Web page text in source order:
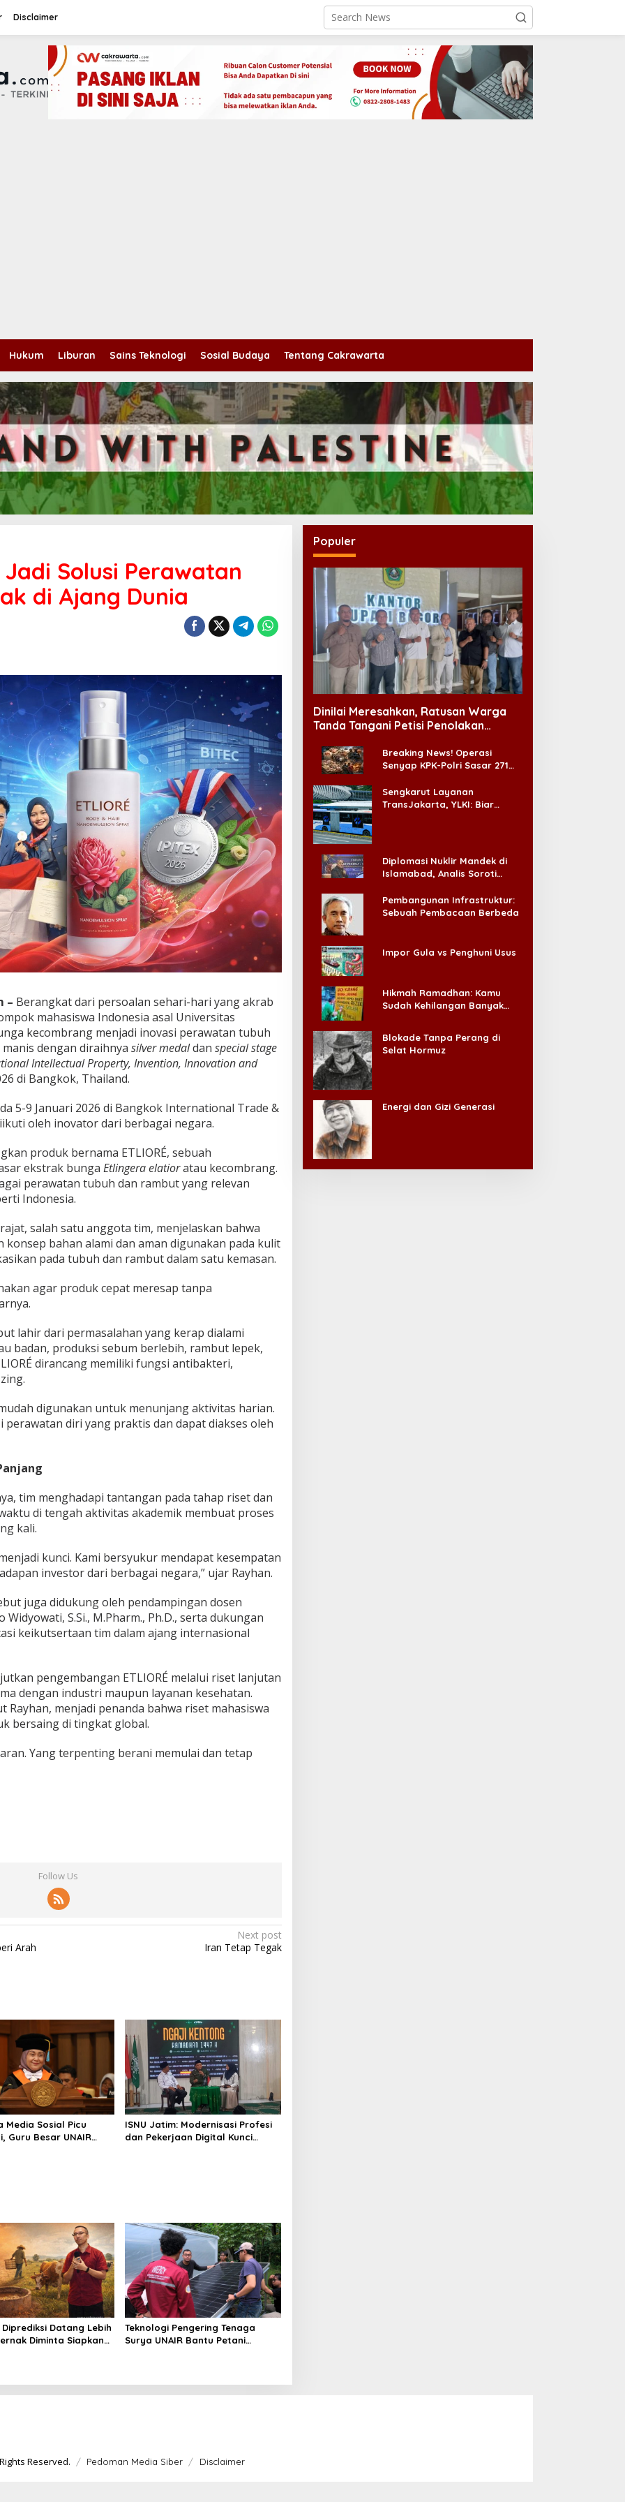
Disclaimer
Hukum Liburan Sains Teknologi Sosial Budaya Tentang Cakrawarta
Solusi Perawatan
di Ajang Dunia
– Berangkat dari persoalan sehari-hari yang akrab
mahasiswa Indonesia asal Universitas
kecombrang menjadi inovasi perawatan tubuh
dengan diraihnya silver medaldan special stage
Intellectual Property, Invention, Innovation and
di Bangkok, Thailand.
5-9 Januari 2026 di Bangkok International Trade &
oleh inovator dari berbagai negara.
produk bernama ETLIORÉ, sebuah
ekstrak bunga Etlingera elatioratau kecombrang.
perawatan tubuh dan rambut yang relevan
Indonesia.
salah satu anggota tim, menjelaskan bahwa
konsep bahan alami dan aman digunakan pada kulit
pada tubuh dan rambut dalam satu kemasan.
agar produk cepat meresap tanpa
lahir dari permasalahan yang kerap dialami
badan, produksi sebum berlebih, rambut lepek,
dirancang memiliki fungsi antibakteri,
digunakan untuk menunjang aktivitas harian.
diri yang praktis dan dapat diakses oleh
tim menghadapi tantangan pada tahap riset dan
di tengah aktivitas akademik membuat proses
kali.
kunci. Kami bersyukur mendapat kesempatan
investor dari berbagai negara,” ujar Rayhan.
juga didukung oleh pendampingan dosen
S.Si., M.Pharm., Ph.D., serta dukungan
keikutsertaan tim dalam ajang internasional
pengembangan ETLIORÉ melalui riset lanjutan
dengan industri maupun layanan kesehatan.
Rayhan, menjadi penanda bahwa riset mahasiswa
bersaing di tingkat global.
Yang terpenting berani memulai dan tetap
Follow Us
Arah
Next post
Iran Tetap Tegak
Media Sosial Picu
Guru Besar UNAIR
ISNU Jatim: Modernisasi Profesi
dan Pekerjaan Digital Kunci
Datang Lebih
Diminta Siapkan
Teknologi Pengering Tenaga
Surya UNAIR Bantu Petani
Populer
Dinilai Meresahkan, Ratusan Warga
Tanda Tangani Petisi Penolakan
Breaking News! Operasi
Senyap KPK-Polri Sasar 271
Ada ‘Badai Pemeriksaan’
Sengkarut Layanan
TransJakarta, YLKI: Biar
Diplomasi Nuklir Mandek di
Islamabad, Analis Soroti
Pembangunan Infrastruktur:
Sebuah Pembacaan Berbeda
Impor Gula vs Penghuni Usus
Hikmah Ramadhan: Kamu
Sudah Kehilangan Banyak
Blokade Tanpa Perang di
Selat Hormuz
Energi dan Gizi Generasi
Reserved. Pedoman Media Siber Disclaimer